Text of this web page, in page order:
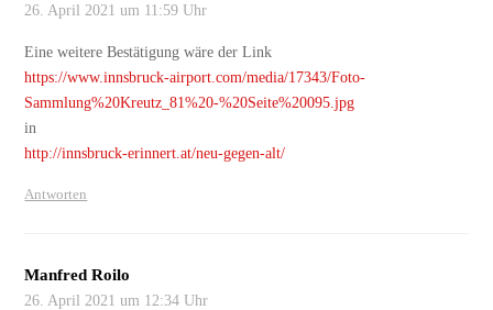
26. April 2021 um 11:59 Uhr
Eine weitere Bestätigung wäre der Link
https://www.innsbruck-airport.com/media/17343/Foto-
Sammlung%20Kreutz_81%20-%20Seite%20095.jpg
in
http://innsbruck-erinnert.at/neu-gegen-alt/
Antworten
Manfred Roilo
26. April 2021 um 12:34 Uhr